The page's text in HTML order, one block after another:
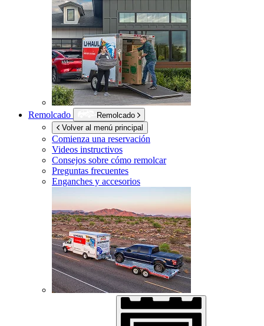
Remolcado
Remolcado
Volver al menú principal
Comienza una reservación
Videos instructivos
Consejos sobre cómo remolcar
Preguntas frecuentes
Enganches y accesorios